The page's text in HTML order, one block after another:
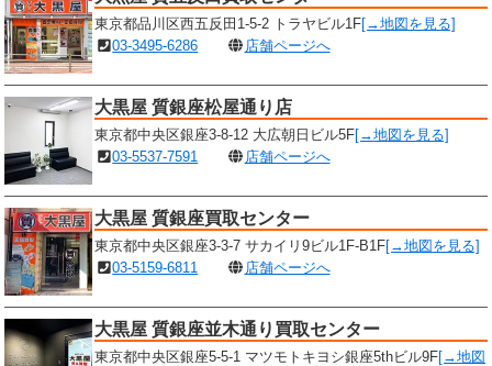
東京都品川区西五反田1-5-2 トラヤビル1F[→地図を見る]
03-3495-6286
店舗ページへ
大黒屋 質銀座松屋通り店
東京都中央区銀座3-8-12 大広朝日ビル5F[→地図を見る]
03-5537-7591
店舗ページへ
大黒屋 質銀座買取センター
東京都中央区銀座3-3-7 サカイリ9ビル1F-B1F[→地図を見る]
03-5159-6811
店舗ページへ
大黒屋 質銀座並木通り買取センター
東京都中央区銀座5-5-1 マツモトキヨシ銀座5thビル9F[→地図